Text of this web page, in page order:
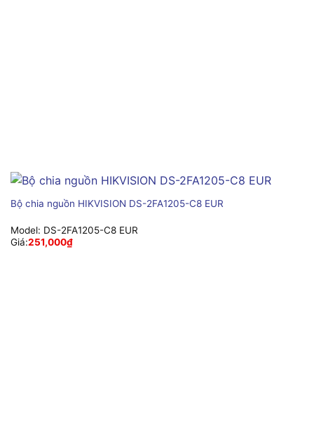
Bộ chia nguồn HIKVISION DS-2FA1205-C8 EUR
Model: DS-2FA1205-C8 EUR
Giá:251,000₫